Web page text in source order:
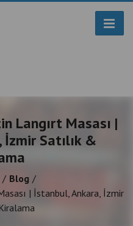
Langırt Masası |
Satılık &
Blog
| İstanbul, Ankara, İzmir